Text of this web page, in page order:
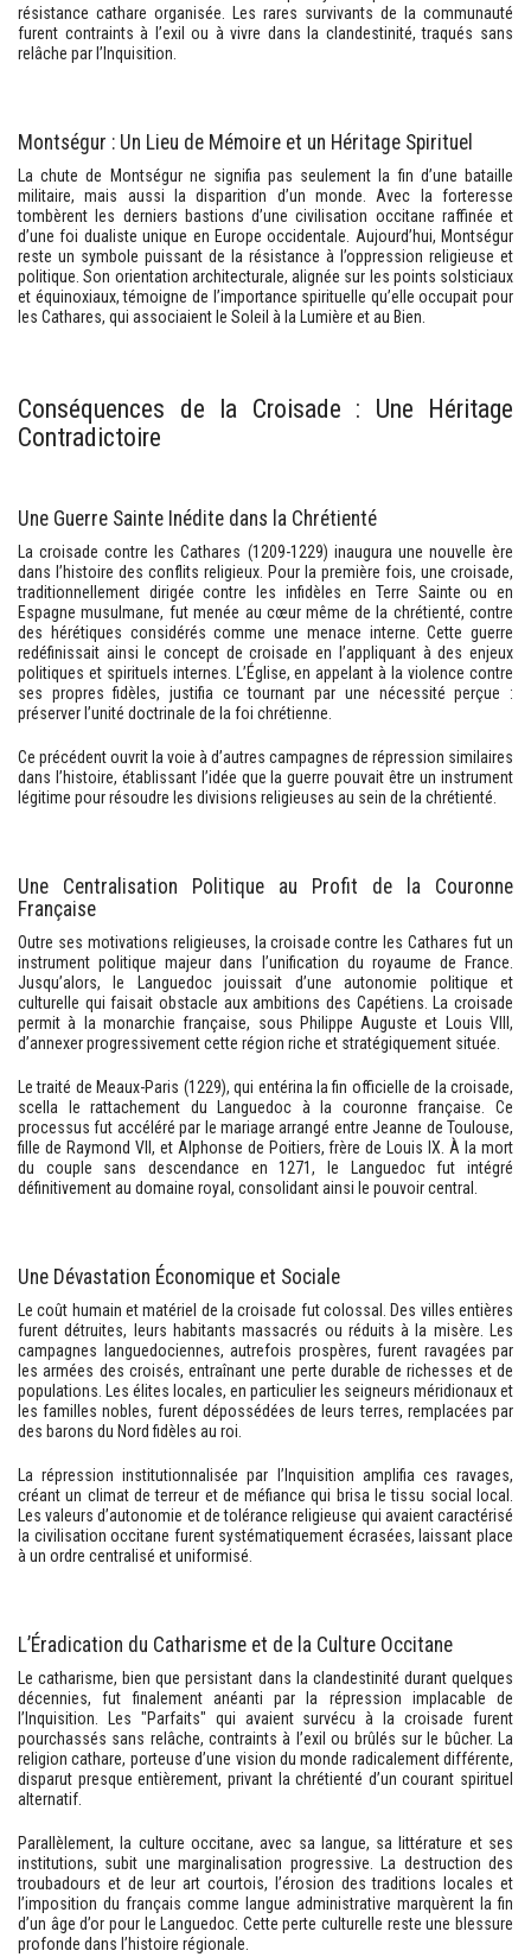
résistance cathare organisée. Les rares survivants de la communauté
furent contraints à l’exil ou à vivre dans la clandestinité, traqués sans
relâche par l’Inquisition.
Montségur : Un Lieu de Mémoire et un Héritage Spirituel
La chute de Montségur ne signifia pas seulement la fin d’une bataille
militaire, mais aussi la disparition d’un monde. Avec la forteresse
tombèrent les derniers bastions d’une civilisation occitane raffinée et
d’une foi dualiste unique en Europe occidentale. Aujourd’hui, Montségur
reste un symbole puissant de la résistance à l’oppression religieuse et
politique. Son orientation architecturale, alignée sur les points solsticiaux
et équinoxiaux, témoigne de l’importance spirituelle qu’elle occupait pour
les Cathares, qui associaient le Soleil à la Lumière et au Bien.
Conséquences de la Croisade : Une Héritage
Contradictoire
Une Guerre Sainte Inédite dans la Chrétienté
La croisade contre les Cathares (1209-1229) inaugura une nouvelle ère
dans l’histoire des conflits religieux. Pour la première fois, une croisade,
traditionnellement dirigée contre les infidèles en Terre Sainte ou en
Espagne musulmane, fut menée au cœur même de la chrétienté, contre
des hérétiques considérés comme une menace interne. Cette guerre
redéfinissait ainsi le concept de croisade en l’appliquant à des enjeux
politiques et spirituels internes. L’Église, en appelant à la violence contre
ses propres fidèles, justifia ce tournant par une nécessité perçue :
préserver l’unité doctrinale de la foi chrétienne.
Ce précédent ouvrit la voie à d’autres campagnes de répression similaires
dans l’histoire, établissant l’idée que la guerre pouvait être un instrument
légitime pour résoudre les divisions religieuses au sein de la chrétienté.
Une Centralisation Politique au Profit de la Couronne
Française
Outre ses motivations religieuses, la croisade contre les Cathares fut un
instrument politique majeur dans l’unification du royaume de France.
Jusqu’alors, le Languedoc jouissait d’une autonomie politique et
culturelle qui faisait obstacle aux ambitions des Capétiens. La croisade
permit à la monarchie française, sous Philippe Auguste et Louis VIII,
d’annexer progressivement cette région riche et stratégiquement située.
Le traité de Meaux-Paris (1229), qui entérina la fin officielle de la croisade,
scella le rattachement du Languedoc à la couronne française. Ce
processus fut accéléré par le mariage arrangé entre Jeanne de Toulouse,
fille de Raymond VII, et Alphonse de Poitiers, frère de Louis IX. À la mort
du couple sans descendance en 1271, le Languedoc fut intégré
définitivement au domaine royal, consolidant ainsi le pouvoir central.
Une Dévastation Économique et Sociale
Le coût humain et matériel de la croisade fut colossal. Des villes entières
furent détruites, leurs habitants massacrés ou réduits à la misère. Les
campagnes languedociennes, autrefois prospères, furent ravagées par
les armées des croisés, entraînant une perte durable de richesses et de
populations. Les élites locales, en particulier les seigneurs méridionaux et
les familles nobles, furent dépossédées de leurs terres, remplacées par
des barons du Nord fidèles au roi.
La répression institutionnalisée par l’Inquisition amplifia ces ravages,
créant un climat de terreur et de méfiance qui brisa le tissu social local.
Les valeurs d’autonomie et de tolérance religieuse qui avaient caractérisé
la civilisation occitane furent systématiquement écrasées, laissant place
à un ordre centralisé et uniformisé.
L’Éradication du Catharisme et de la Culture Occitane
Le catharisme, bien que persistant dans la clandestinité durant quelques
décennies, fut finalement anéanti par la répression implacable de
l’Inquisition. Les "Parfaits" qui avaient survécu à la croisade furent
pourchassés sans relâche, contraints à l’exil ou brûlés sur le bûcher. La
religion cathare, porteuse d’une vision du monde radicalement différente,
disparut presque entièrement, privant la chrétienté d’un courant spirituel
alternatif.
Parallèlement, la culture occitane, avec sa langue, sa littérature et ses
institutions, subit une marginalisation progressive. La destruction des
troubadours et de leur art courtois, l’érosion des traditions locales et
l’imposition du français comme langue administrative marquèrent la fin
d’un âge d’or pour le Languedoc. Cette perte culturelle reste une blessure
profonde dans l’histoire régionale.